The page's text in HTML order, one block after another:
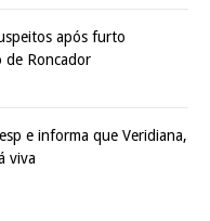
após furto
de Roncador
e informa que Veridiana,
viva